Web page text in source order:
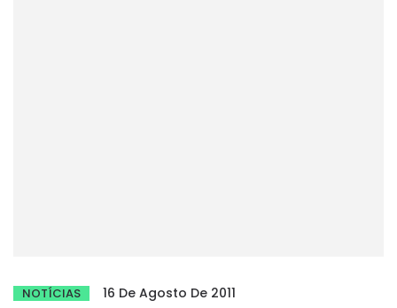
NOTÍCIAS 16 De Agosto De 2011